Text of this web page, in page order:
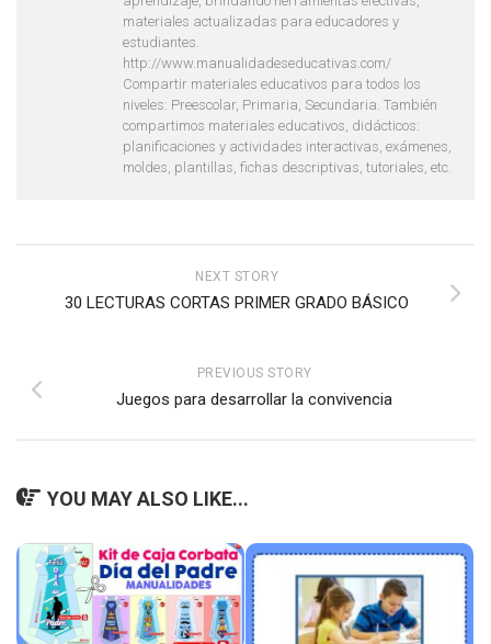
materiales actualizadas para educadores y
estudiantes.
http://www.manualidadeseducativas.com/
Compartir materiales educativos para todos los
niveles: Preescolar, Primaria, Secundaria. También
compartimos materiales educativos, didácticos:
planificaciones y actividades interactivas, exámenes,
moldes, plantillas, fichas descriptivas, tutoriales, etc.
NEXT STORY
30 LECTURAS CORTAS PRIMER GRADO BÁSICO
PREVIOUS STORY
Juegos para desarrollar la convivencia
YOU MAY ALSO LIKE...